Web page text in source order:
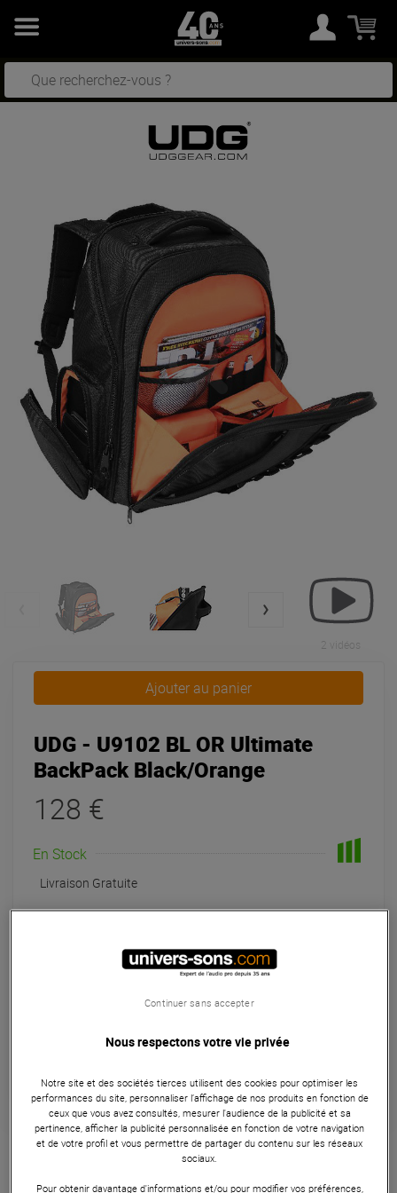
2 vidéos
Ajouter au panier
UDG - U9102 BL OR Ultimate
BackPack Black/Orange
128 €
En Stock
Livraison Gratuite
Retrait magasin en 24h
à Univers-sons
Apport initial :
TAEG fixe : 0%
Garantie 3 ans
Nous respectons votre vie privée
Notre site et des sociétés tierces utilisent des cookies pour optimiser les
performances du site, personnaliser l’affichage de nos produits en fonction de
ceux que vous avez consultés, mesurer l'audience de la publicité et sa
pertinence, afficher la publicité personnalisée en fonction de votre navigation
et de votre profil et vous permettre de partager du contenu sur les réseaux
sociaux.
Pour obtenir davantage d'informations et/ou pour modifier vos préférences,
Continuer sans accepter